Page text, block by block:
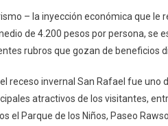
– la inyección económica que
de 4.200 pesos por persona, se
rubros que gozan de beneficios
receso invernal San Rafael fue
atractivos de los visitantes,
el Parque de los Niños, Paseo